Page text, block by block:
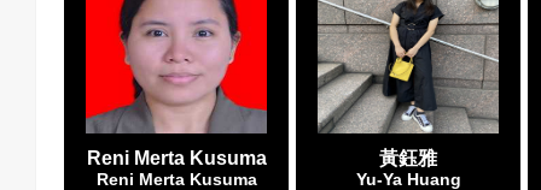
Reni Merta Kusuma
Reni Merta Kusuma
黃鈺雅
Yu-Ya Huang